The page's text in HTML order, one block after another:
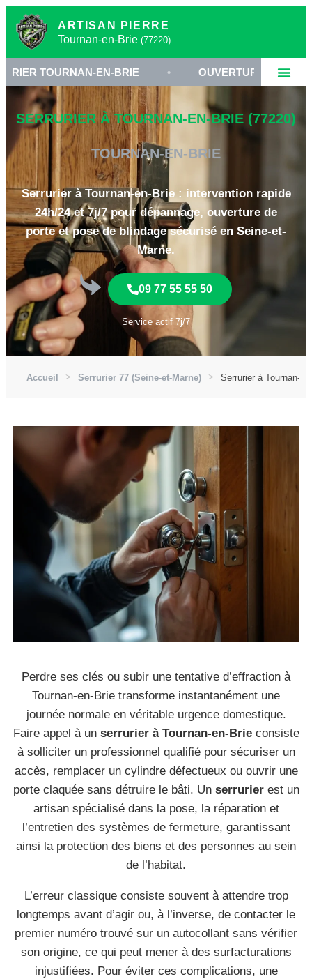
ARTISAN PIERRE
Tournan-en-Brie (77220)
EN-BRIE • OUVERTURE DE PORTE 77220
SERRURIER À TOURNAN-EN-BRIE (77220)
TOURNAN-EN-BRIE
Serrurier à Tournan-en-Brie : intervention rapide
24h/24 et 7j/7 pour dépannage, ouverture de
porte et pose de blindage sécurisé en Seine-et-
Marne.
09 77 55 55 50
Service actif 7j/7
Accueil Serrurier 77 (Seine-et-Marne) Serrurier à Tournan-
Perdre ses clés ou subir une tentative d’effraction à
Tournan-en-Brie transforme instantanément une
journée normale en véritable urgence domestique.
Faire appel à un serrurier à Tournan-en-Brieconsiste
à solliciter un professionnel qualifié pour sécuriser un
accès, remplacer un cylindre défectueux ou ouvrir une
porte claquée sans détruire le bâti. Un serrurierest un
artisan spécialisé dans la pose, la réparation et
l’entretien des systèmes de fermeture, garantissant
ainsi la protection des biens et des personnes au sein
de l’habitat.
L’erreur classique consiste souvent à attendre trop
longtemps avant d’agir ou, à l’inverse, de contacter le
premier numéro trouvé sur un autocollant sans vérifier
son origine, ce qui peut mener à des surfacturations
injustifiées. Pour éviter ces complications, une